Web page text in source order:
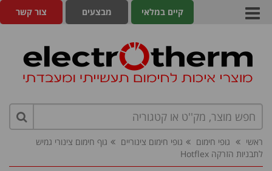
צור קשר מבצעים קיים במלאי
ראשי גופי חימום גופי חימום צינוריים
גוף חימום צינורי גמיש
לתבניות הזרקה Hotflex